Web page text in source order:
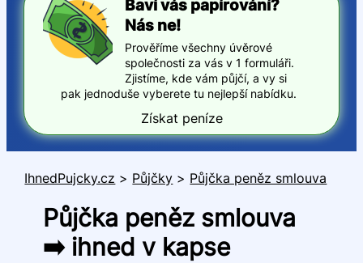
Baví vás papírování?
Nás ne!
Prověříme všechny úvěrové
společnosti za vás v 1 formuláři.
Zjistíme, kde vám půjčí, a vy si
pak jednoduše vyberete tu nejlepší nabídku.
Získat peníze
IhnedPujcky.cz > Půjčky > Půjčka peněz smlouva
Půjčka peněz smlouva
➡️ ihned v kapse